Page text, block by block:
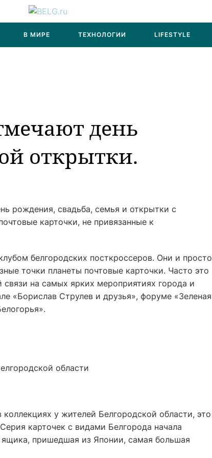
В МИРЕ ТЕХНОЛОГИИ LIFESTYLE
день
открытки.
pождения, свадьба, семья и открытки с
карточки, не привязанные к
белгородских посткроссеров. Они и просто
точки планеты почтовые карточки. Часто это
на самых ярких мероприятиях города и
«Борислав Струлев и друзья», форуме «Зеленая
области
у жителей Белгородской области, это
карточек с видами Белгорода начала
пришедшая из Японии, самая большая